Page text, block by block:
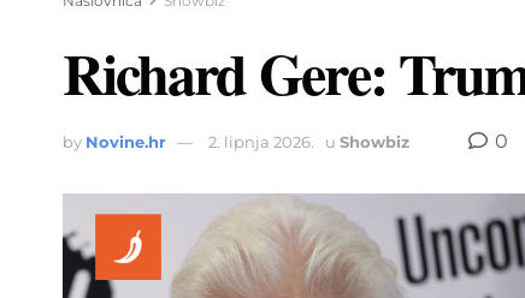
Richard Gere:
by Novine.hr 2. lipnja 2026. u Showbiz 0